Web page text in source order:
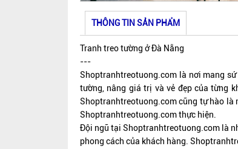
THÔNG TIN SẢN PHẨM
Tranh treo tường ở Đà Nẵng
---
Shoptranhtreotuong.com là nơi mang
tường, nâng giá trị và vẻ đẹp của từng
Shoptranhtreotuong.com cũng tự hào là
Shoptranhtreotuong.com thực hiện.
Đội ngũ tại Shoptranhtreotuong.com là
phong cách của khách hàng.